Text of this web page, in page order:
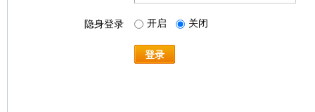
隐身登录 开启 关闭
登录